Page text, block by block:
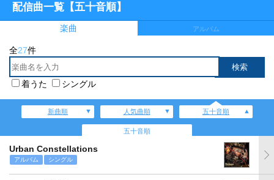
配信曲一覧【五十音順】
楽曲 アルバム
全27件
着うた シングル
新曲順 人気曲順 五十音順
五十音順
Urban Constellations
アルバム シングル